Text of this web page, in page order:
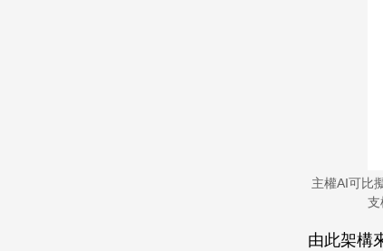
主權AI可比
支
由此架構